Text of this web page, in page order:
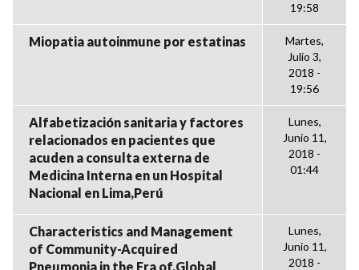
19:58
Miopatia autoinmune por estatinas
Martes,
Julio 3,
2018 -
19:56
Alfabetización sanitaria y factores
relacionados en pacientes que
acuden a consulta externa de
Medicina Interna en un Hospital
Nacional en Lima,Perú
Lunes,
Junio 11,
2018 -
01:44
Characteristics and Management
of Community-Acquired
Pneumonia in the Era of,Global
Lunes,
Junio 11,
2018 -